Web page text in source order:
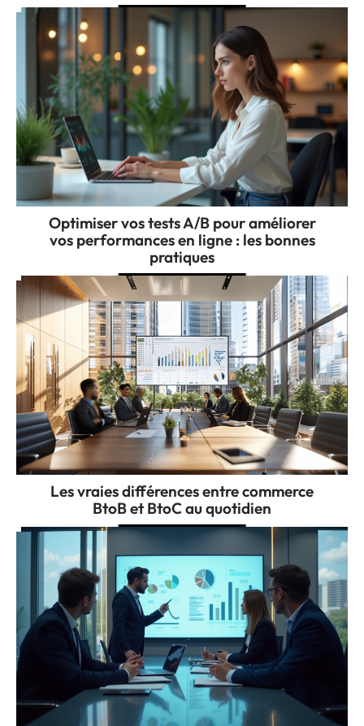
Optimiser vos tests A/B pour améliorer
vos performances en ligne : les bonnes
pratiques
Les vraies différences entre commerce
BtoB et BtoC au quotidien